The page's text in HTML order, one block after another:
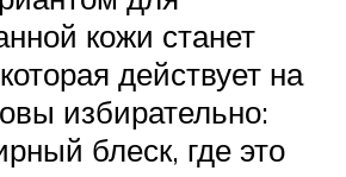
кожи станет
действует на
избирательно:
блеск, где это